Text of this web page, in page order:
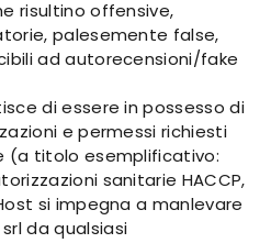
risultino offensive,
palesemente false,
ad autorecensioni/fake
di essere in possesso di
e permessi richiesti
(a titolo esemplificativo:
sanitarie HACCP,
si impegna a manlevare
da qualsiasi